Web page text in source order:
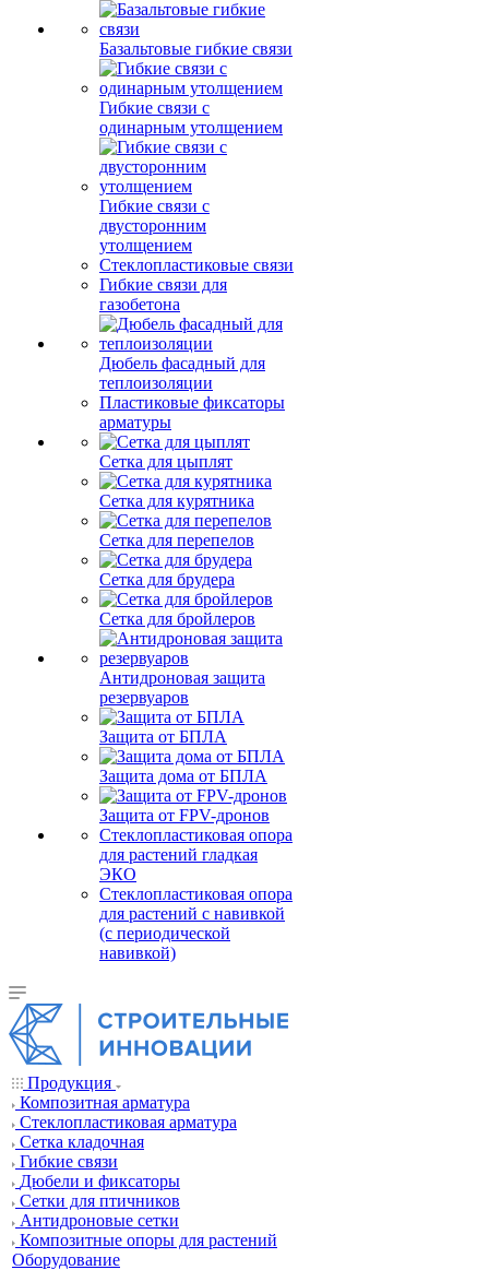
Базальтовые гибкие связи
Гибкие связи с
одинарным утолщением
Гибкие связи с
двусторонним
утолщением
Стеклопластиковые связи
Гибкие связи для
газобетона
Дюбель фасадный для
теплоизоляции
Пластиковые фиксаторы
арматуры
Сетка для цыплят
Сетка для курятника
Сетка для перепелов
Сетка для брудера
Сетка для бройлеров
Антидроновая защита
резервуаров
Защита от БПЛА
Защита дома от БПЛА
Защита от FPV-дронов
Стеклопластиковая опора
для растений гладкая
ЭКО
Стеклопластиковая опора
для растений с навивкой
(с периодической
навивкой)
Продукция
Композитная арматура
Cтеклопластиковая арматура
Сетка кладочная
Гибкие связи
Дюбели и фиксаторы
Сетки для птичников
Антидроновые сетки
Композитные опоры для растений
Оборудование